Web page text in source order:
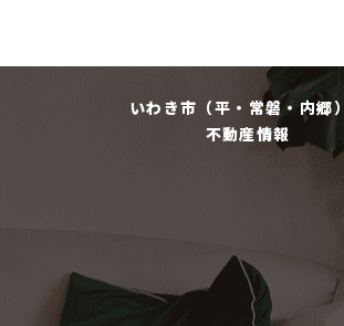
いわき市（平・常磐・内郷
不動産情報